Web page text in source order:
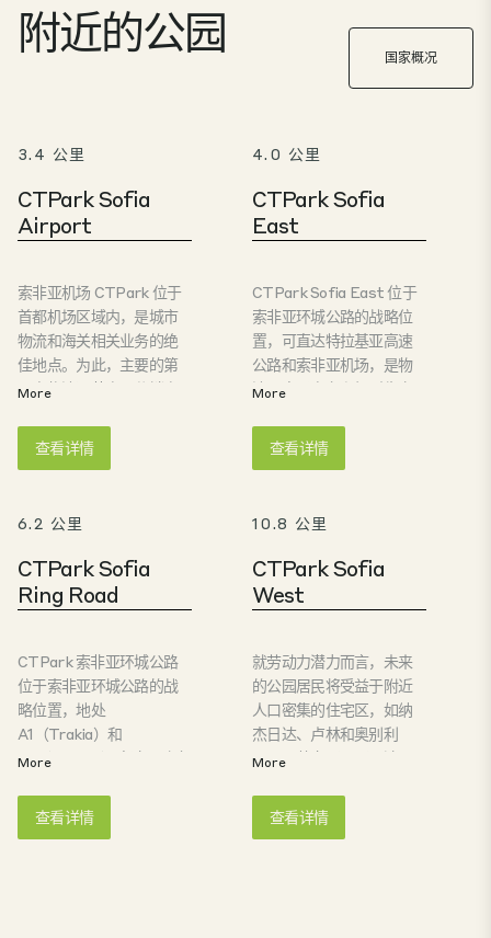
附近的公园 国家概况
3.4 公里
CTPark Sofia
Airport
索非亚机场 CTPark 位于
首都机场区域内，是城市
物流和海关相关业务的绝
佳地点。为此，主要的第
三方物流运营商、分销商
局。同时，它还确保了与
通往保加利亚黑海沿岸和
路的快速连接。
More
查看详情
4.0 公里
CTPark Sofia
East
CTPark Sofia East 位于
索非亚环城公路的战略位
置，可直达特拉基亚高速
公路和索非亚机场，是物
流、电子商务和轻型生产
距离市中心仅 20 分钟车
程，可快速连接首都以及
CTFlex 建筑群，适用于各
种工业和商业用途。
CTPark Sofia East 为高
效的日常运营和长期发展
More
查看详情
6.2 公里
CTPark Sofia
Ring Road
CTPark 索非亚环城公路
位于索非亚环城公路的战
略位置，地处
A1（Trakia）和
A2（Hemus）高速公路之
Tzarigradsko Shosse 和
Botevgradsko Shose 等
More
查看详情
10.8 公里
CTPark Sofia
West
就劳动力潜力而言，未来
的公园居民将受益于附近
人口密集的住宅区，如纳
杰日达、卢林和奥别利
亚。公共交通四通八达，5
贝利亚站，乘客可从该站
通往整个城市。目前，索
More
查看详情